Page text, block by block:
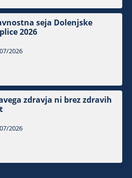
seja Dolenjske
2026
2026
zdravja ni brez zdravih
2026